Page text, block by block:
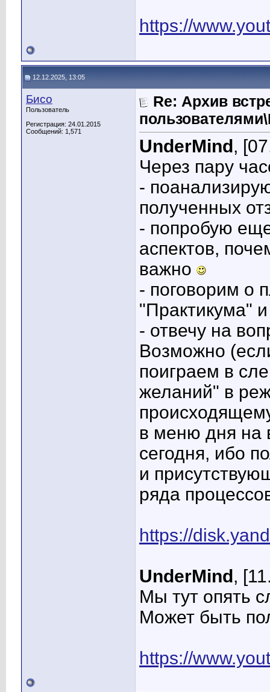
https://
12.12.2025, 13:05
Бисо
Пользователь
Регистрация: 24.01.2015
Сообщений: 1,571
Re: Архив
UnderMind ,
Через пару
-
полученных
- попробую
аспектов,
важно
- поговорим о
"Практикума"
- отвечу на
Возможно
поиграем в
желаний" в
в меню дня на
сегодня, ибо
и
ряда
https://
UnderMind ,
Мы тут опять
Может быть
https://